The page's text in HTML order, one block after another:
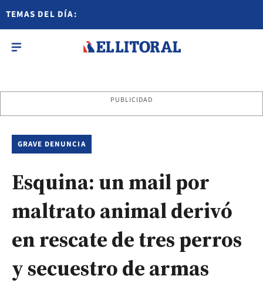
TEMAS DEL DÍA:
PUBLICIDAD
GRAVE DENUNCIA
Esquina: un mail por
maltrato animal derivó
en rescate de tres perros
y secuestro de armas